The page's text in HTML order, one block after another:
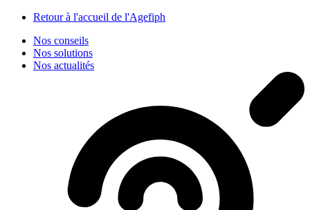
Retour à l'accueil de l'Agefiph
Nos conseils
Nos solutions
Nos actualités